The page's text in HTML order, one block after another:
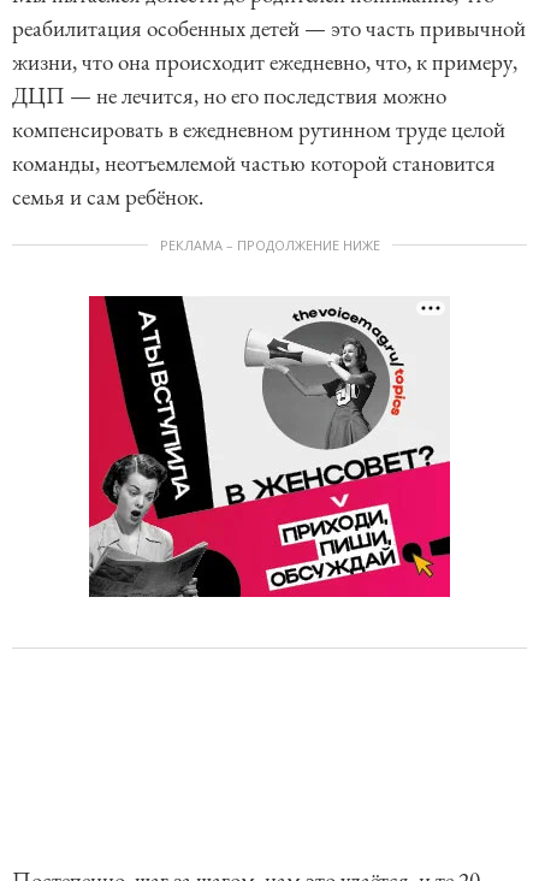
реабилитация особенных детей — это часть привычной
жизни, что она происходит ежедневно, что, к примеру,
ДЦП — не лечится, но его последствия можно
компенсировать в ежедневном рутинном труде целой
команды, неотъемлемой частью которой становится
семья и сам ребёнок.
РЕКЛАМА – ПРОДОЛЖЕНИЕ НИЖЕ